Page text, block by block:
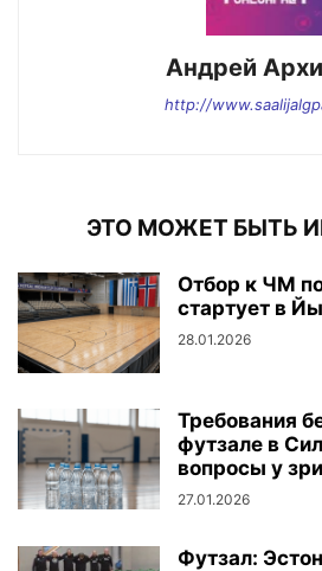
Андрей
http://
ЭТО МОЖЕТ БЫТЬ
Отбор к ЧМ
стартует в
28.01.2026
Требования
футзале в
вопросы у
27.01.2026
Футзал: